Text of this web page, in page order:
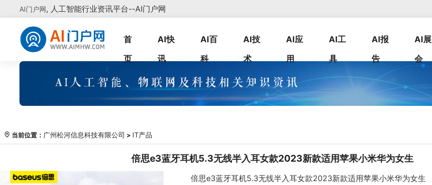
AI门户网, 人工智能行业资讯平台--AI门户网
首
页
AI快
讯
AI百
科
AI技
术
AI应
用
AI工
具
AI报
告
AI展
会
当前位置： 广州松河信息科技有限公司 > IT产品
倍思e3蓝牙耳机5.3无线半入耳女款2023新款适用苹果小米华为女生
倍思e3蓝牙耳机5.3无线半入耳女款2023新款适用苹果小米华为女生